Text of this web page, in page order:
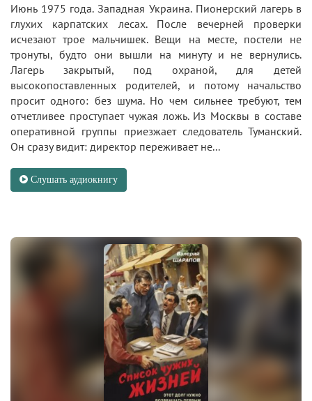
Июнь 1975 года. Западная Украина. Пионерский лагерь в
глухих карпатских лесах. После вечерней проверки
исчезают трое мальчишек. Вещи на месте, постели не
тронуты, будто они вышли на минуту и не вернулись.
Лагерь закрытый, под охраной, для детей
высокопоставленных родителей, и потому начальство
просит одного: без шума. Но чем сильнее требуют, тем
отчетливее проступает чужая ложь. Из Москвы в составе
оперативной группы приезжает следователь Туманский.
Он сразу видит: директор переживает не...
Слушать аудиокнигу